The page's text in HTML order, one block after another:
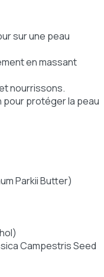
sur une peau
en massant
nourrissons.
pour protéger la peau
Parkii Butter)
Campestris Seed